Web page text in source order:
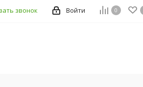
0
Войти
звонок